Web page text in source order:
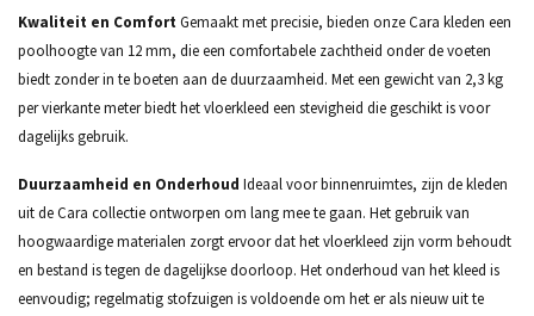
Kwaliteit en ComfortGemaakt met precisie, bieden onze Cara kleden een
poolhoogte van 12 mm, die een comfortabele zachtheid onder de voeten
biedt zonder in te boeten aan de duurzaamheid. Met een gewicht van 2,3 kg
per vierkante meter biedt het vloerkleed een stevigheid die geschikt is voor
dagelijks gebruik.
Duurzaamheid en Onderhoud Ideaal voor binnenruimtes, zijn de kleden
uit de Cara collectie ontworpen om lang mee te gaan. Het gebruik van
hoogwaardige materialen zorgt ervoor dat het vloerkleed zijn vorm behoudt
en bestand is tegen de dagelijkse doorloop. Het onderhoud van het kleed is
eenvoudig; regelmatig stofzuigen is voldoende om het er als nieuw uit te